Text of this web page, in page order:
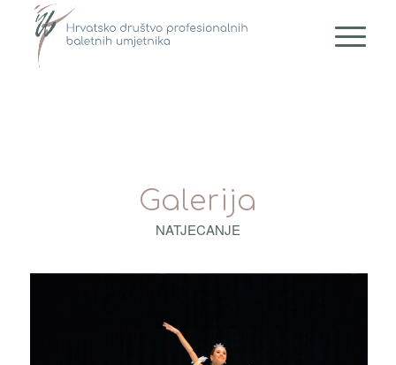
Galerija
NATJECANJE